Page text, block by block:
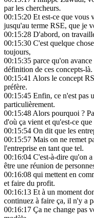
par les chercheurs.
00:15:20 Et est-ce que vous
jusqu'au terme RSE, que je
00:15:28 D'abord, on
00:15:30 C'est quelque
toujours,
00:15:35 parce qu'on
définition de ces concepts-là.
00:15:41 Alors le concept
préfère.
00:15:45 Enfin, ce n'est pas
particulièrement.
00:15:48Alors pourquoi ?
d'où ça vient et qu'est-ce
00:15:54 On dit que les
00:15:57 Mais on ne remet
l'entreprise en tant que tel.
00:16:04 C'est-à-dire qu'on
être une réunion de
00:16:08 qui mettent en
et faire du profit.
00:16:13 Et à un moment
continuez à faire ça, il n'y a
00:16:17 Ça ne change pas